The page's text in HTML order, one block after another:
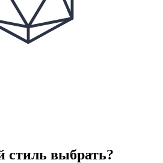
стиль выбрать?